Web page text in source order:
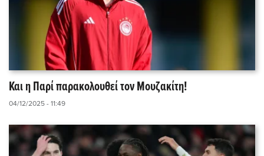
Και η Παρί παρακολουθεί τον Μουζακίτη!
04/12/2025 - 11:49